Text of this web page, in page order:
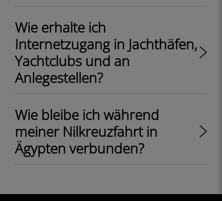
Wie erhalte ich
Internetzugang in Jachthäfen,
Yachtclubs und an
Anlegestellen?
Wie bleibe ich während
meiner Nilkreuzfahrt in
Ägypten verbunden?